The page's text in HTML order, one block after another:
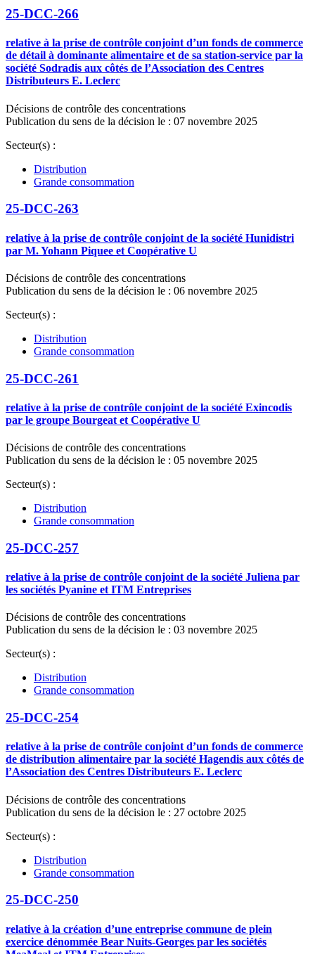
25-DCC-266
relative à la prise de contrôle conjoint d’un fonds de commerce
de détail à dominante alimentaire et de sa station-service par la
société Sodradis aux côtés de l’Association des Centres
Distributeurs E. Leclerc
Décisions de contrôle des concentrations
Publication du sens de la décision le : 07 novembre 2025
Secteur(s) :
Distribution
Grande consommation
25-DCC-263
relative à la prise de contrôle conjoint de la société Hunidistri
par M. Yohann Piquee et Coopérative U
Décisions de contrôle des concentrations
Publication du sens de la décision le : 06 novembre 2025
Secteur(s) :
Distribution
Grande consommation
25-DCC-261
relative à la prise de contrôle conjoint de la société Exincodis
par le groupe Bourgeat et Coopérative U
Décisions de contrôle des concentrations
Publication du sens de la décision le : 05 novembre 2025
Secteur(s) :
Distribution
Grande consommation
25-DCC-257
relative à la prise de contrôle conjoint de la société Juliena par
les sociétés Pyanine et ITM Entreprises
Décisions de contrôle des concentrations
Publication du sens de la décision le : 03 novembre 2025
Secteur(s) :
Distribution
Grande consommation
25-DCC-254
relative à la prise de contrôle conjoint d’un fonds de commerce
de distribution alimentaire par la société Hagendis aux côtés de
l’Association des Centres Distributeurs E. Leclerc
Décisions de contrôle des concentrations
Publication du sens de la décision le : 27 octobre 2025
Secteur(s) :
Distribution
Grande consommation
25-DCC-250
relative à la création d’une entreprise commune de plein
exercice dénommée Bear Nuits-Georges par les sociétés